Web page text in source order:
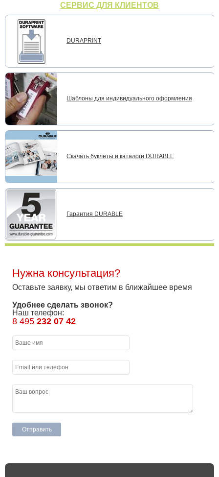
СЕРВИС ДЛЯ КЛИЕНТОВ
DURAPRINT
Шаблоны для индивидуального оформления
Скачать буклеты и каталоги DURABLE
Гарантия DURABLE
Нужна консультация?
Оставьте заявку, мы ответим в ближайшее время
Удобнее сделать звонок?
Наш телефон:
8 495 232 07 42